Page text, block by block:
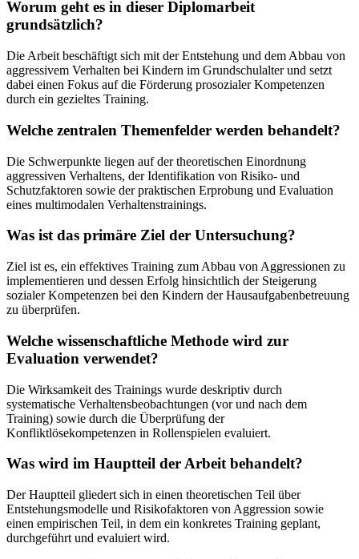
Worum geht es in dieser Diplomarbeit
grundsätzlich?
Die Arbeit beschäftigt sich mit der Entstehung und dem Abbau von
aggressivem Verhalten bei Kindern im Grundschulalter und setzt
dabei einen Fokus auf die Förderung prosozialer Kompetenzen
durch ein gezieltes Training.
Welche zentralen Themenfelder werden behandelt?
Die Schwerpunkte liegen auf der theoretischen Einordnung
aggressiven Verhaltens, der Identifikation von Risiko- und
Schutzfaktoren sowie der praktischen Erprobung und Evaluation
eines multimodalen Verhaltenstrainings.
Was ist das primäre Ziel der Untersuchung?
Ziel ist es, ein effektives Training zum Abbau von Aggressionen zu
implementieren und dessen Erfolg hinsichtlich der Steigerung
sozialer Kompetenzen bei den Kindern der Hausaufgabenbetreuung
zu überprüfen.
Welche wissenschaftliche Methode wird zur
Evaluation verwendet?
Die Wirksamkeit des Trainings wurde deskriptiv durch
systematische Verhaltensbeobachtungen (vor und nach dem
Training) sowie durch die Überprüfung der
Konfliktlösekompetenzen in Rollenspielen evaluiert.
Was wird im Hauptteil der Arbeit behandelt?
Der Hauptteil gliedert sich in einen theoretischen Teil über
Entstehungsmodelle und Risikofaktoren von Aggression sowie
einen empirischen Teil, in dem ein konkretes Training geplant,
durchgeführt und evaluiert wird.